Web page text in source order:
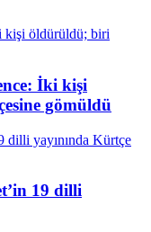
İki kişi
gömüldü
19 dilli